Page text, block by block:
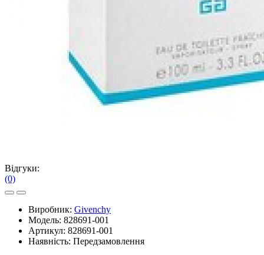
Відгуки:
(0)
Виробник: Givenchy
Модель: 828691-001
Артикул: 828691-001
Наявність: Передзамовлення